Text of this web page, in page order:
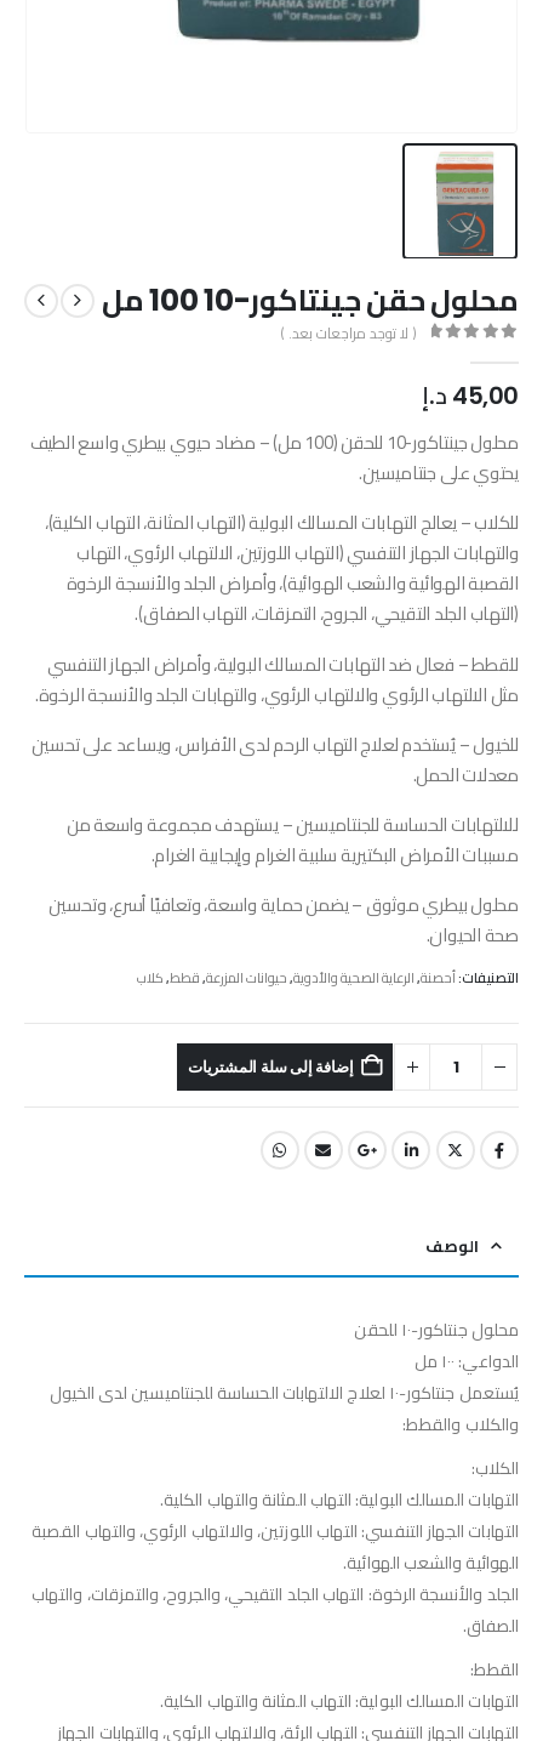
محلول حقن جينتاكور-10 100 مل
( لا توجد مراجعات بعد. )
45,00 د.إ
محلول جينتاكور-10 للحقن (100 مل) – مضاد حيوي بيطري واسع الطيف
يحتوي على جنتاميسين.
للكلاب – يعالج التهابات المسالك البولية (التهاب المثانة، التهاب الكلية)،
والتهابات الجهاز التنفسي (التهاب اللوزتين، الالتهاب الرئوي، التهاب
القصبة الهوائية والشعب الهوائية)، وأمراض الجلد والأنسجة الرخوة
(التهاب الجلد التقيحي، الجروح، التمزقات، التهاب الصفاق).
للقطط – فعال ضد التهابات المسالك البولية، وأمراض الجهاز التنفسي
مثل الالتهاب الرئوي والالتهاب الرئوي، والتهابات الجلد والأنسجة الرخوة.
للخيول – يُستخدم لعلاج التهاب الرحم لدى الأفراس، ويساعد على تحسين
معدلات الحمل.
للالتهابات الحساسة للجنتاميسين – يستهدف مجموعة واسعة من
مسببات الأمراض البكتيرية سلبية الغرام وإيجابية الغرام.
محلول بيطري موثوق – يضمن حماية واسعة، وتعافيًا أسرع، وتحسين
صحة الحيوان.
التصنيفات:أحصنة,الرعاية الصحية والأدوية,حيوانات المزرعة,قطط,كلاب
إضافة إلى سلة المشتريات
الوصف
محلول جنتاكور-١٠ للحقن
الدواعي: ١٠٠ مل
يُستعمل جنتاكور-١٠ لعلاج الالتهابات الحساسة للجنتاميسين لدى الخيول
والكلاب والقطط:
الكلاب:
التهابات المسالك البولية: التهاب المثانة والتهاب الكلية.
التهابات الجهاز التنفسي: التهاب اللوزتين، والالتهاب الرئوي، والتهاب القصبة
الهوائية والشعب الهوائية.
الجلد والأنسجة الرخوة: التهاب الجلد التقيحي، والجروح، والتمزقات، والتهاب
الصفاق.
القطط:
التهابات المسالك البولية: التهاب المثانة والتهاب الكلية.
التهابات الجهاز التنفسي: التهاب الرئة، والالتهاب الرئوي، والتهابات الجهاز